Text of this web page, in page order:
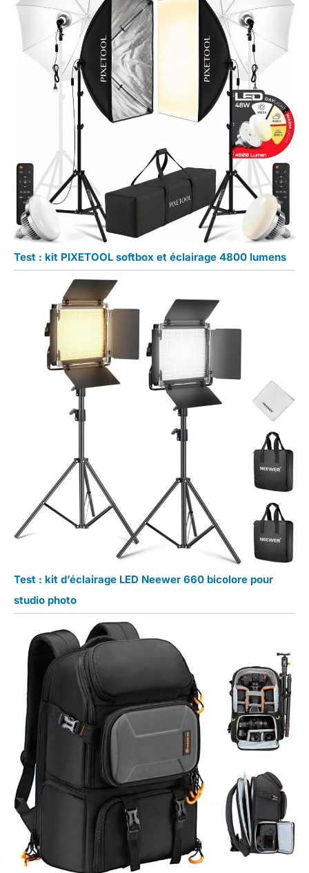
Test : kit PIXETOOL softbox et éclairage 4800 lumens
Test : kit d’éclairage LED Neewer 660 bicolore pour
studio photo